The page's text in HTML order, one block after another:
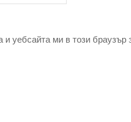
уебсайта ми в този браузър